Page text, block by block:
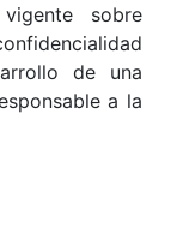
sobre
de una
a la